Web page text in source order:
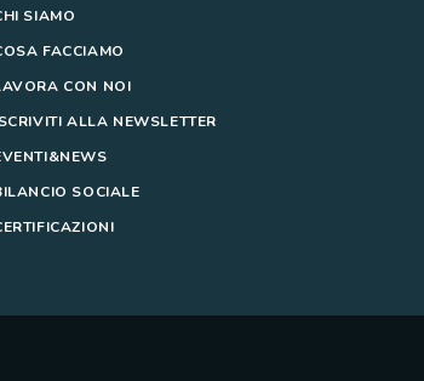
SIAMO
FACCIAMO
CON NOI
ALLA NEWSLETTER
SOCIALE